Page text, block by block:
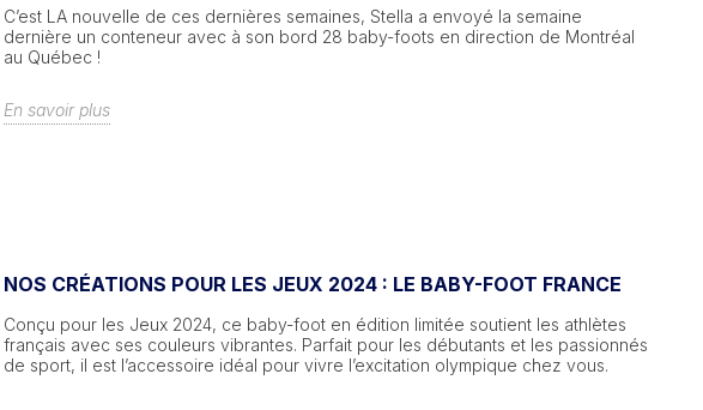
C’est LA nouvelle de ces dernières semaines, Stella a envoyé la semaine
dernière un conteneur avec à son bord 28 baby-foots en direction de Montréal
au Québec !
En savoir plus
NOS CRÉATIONS POUR LES JEUX 2024 : LE BABY-FOOT FRANCE
Conçu pour les Jeux 2024, ce baby-foot en édition limitée soutient les athlètes
français avec ses couleurs vibrantes. Parfait pour les débutants et les passionnés
de sport, il est l’accessoire idéal pour vivre l’excitation olympique chez vous.